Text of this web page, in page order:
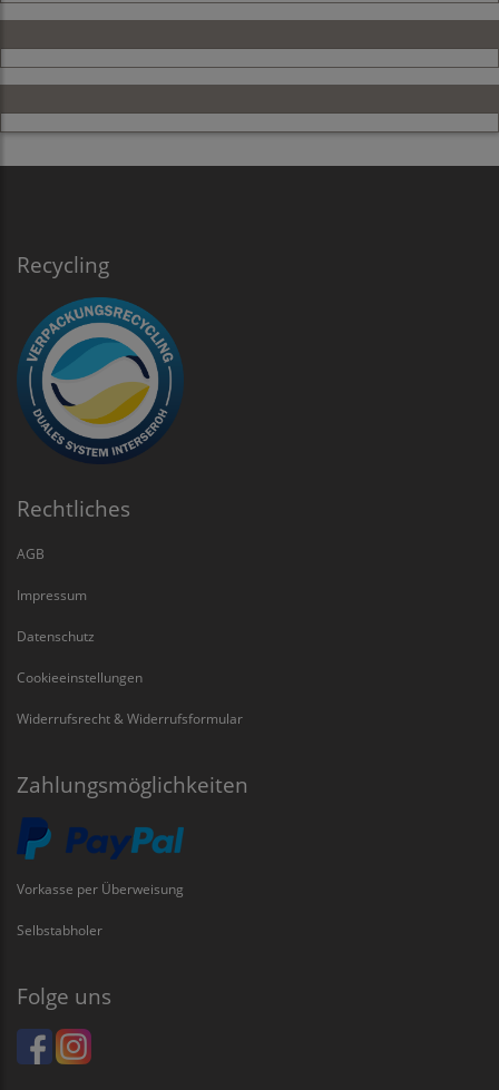
Recycling
Rechtliches
AGB
Impressum
Datenschutz
Cookieeinstellungen
Widerrufsrecht & Widerrufsformular
Zahlungsmöglichkeiten
Vorkasse per Überweisung
Selbstabholer
Folge uns